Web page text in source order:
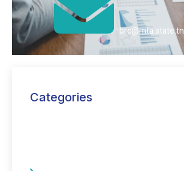
brc@mta.state.tn
Categories